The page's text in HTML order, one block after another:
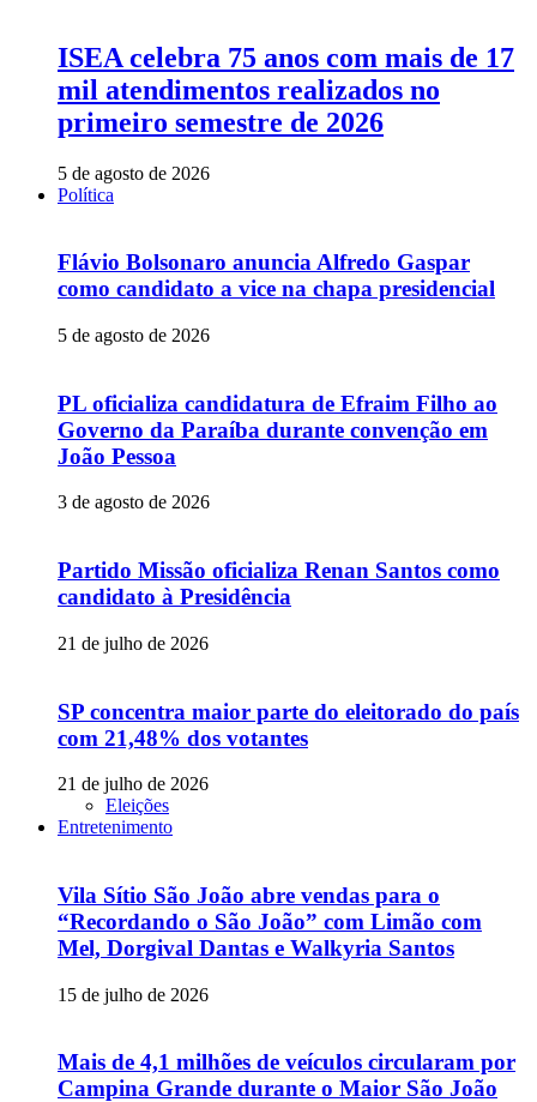
ISEA celebra 75 anos com mais de 17
mil atendimentos realizados no
primeiro semestre de 2026
5 de agosto de 2026
Política
Flávio Bolsonaro anuncia Alfredo Gaspar
como candidato a vice na chapa presidencial
5 de agosto de 2026
PL oficializa candidatura de Efraim Filho ao
Governo da Paraíba durante convenção em
João Pessoa
3 de agosto de 2026
Partido Missão oficializa Renan Santos como
candidato à Presidência
21 de julho de 2026
SP concentra maior parte do eleitorado do país
com 21,48% dos votantes
21 de julho de 2026
Eleições
Entretenimento
Vila Sítio São João abre vendas para o
“Recordando o São João” com Limão com
Mel, Dorgival Dantas e Walkyria Santos
15 de julho de 2026
Mais de 4,1 milhões de veículos circularam por
Campina Grande durante o Maior São João